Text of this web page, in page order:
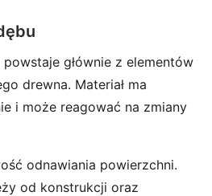
głównie z elementów
drewna. Materiał ma
i może reagować na zmiany
odnawiania powierzchni.
od konstrukcji oraz